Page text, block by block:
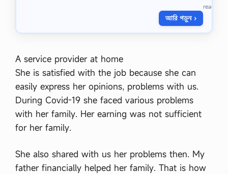
s
ক
P
D
read
আরি পড়ুন ›
A service provider at home
She is satisfied with the job because she can
easily express her opinions, problems with us.
During Covid-19 she faced various problems
with her family. Her earning was not sufficient
for her family.
She also shared with us her problems then. My
father financially helped her family. That is how